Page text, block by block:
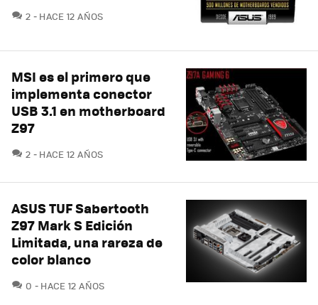
2 COMENTARIOS
HACE 12 AÑOS
MSI es el primero que
implementa conector
USB 3.1 en motherboard
Z97
2 COMENTARIOS
HACE 12 AÑOS
ASUS TUF Sabertooth
Z97 Mark S Edición
Limitada, una rareza de
color blanco
0 COMENTARIOS
HACE 12 AÑOS